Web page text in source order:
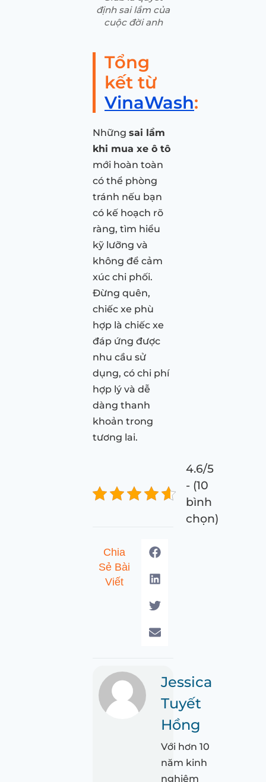
định sai lầm của
cuộc đời anh
Tổng
kết từ
VinaWash:
Những sai lầm
khi mua xe ô tô
mới hoàn toàn
có thể phòng
tránh nếu bạn
có kế hoạch rõ
ràng, tìm hiểu
kỹ lưỡng và
không để cảm
xúc chi phối.
Đừng quên,
chiếc xe phù
hợp là chiếc xe
đáp ứng được
nhu cầu sử
dụng, có chi phí
hợp lý và dễ
dàng thanh
khoản trong
tương lai.
4.6/5
- (10
bình
chọn)
Chia
Sẻ Bài
Viết
Jessica
Tuyết
Hồng
Với hơn 10
năm kinh
nghiệm